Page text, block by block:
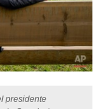
presidente